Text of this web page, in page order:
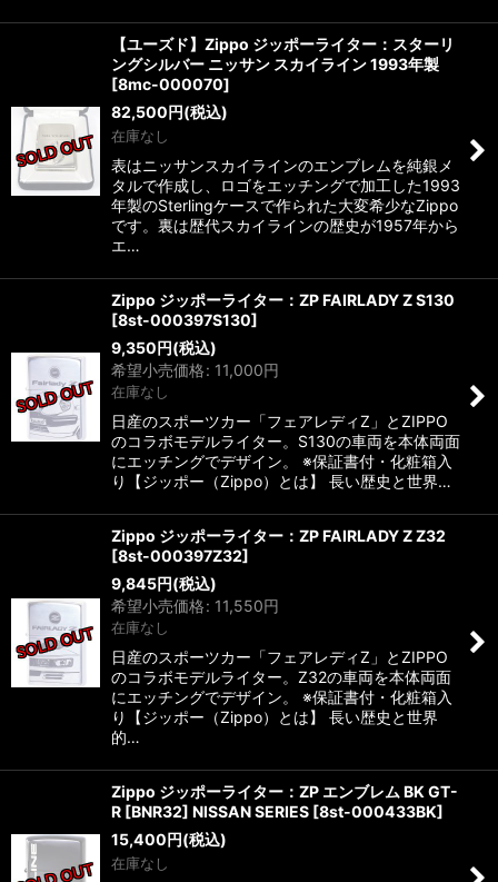
【ユーズド】Zippo ジッポーライター：スターリ
ングシルバー ニッサン スカイライン 1993年製
[8mc-000070]
82,500円(税込)
在庫なし
表はニッサンスカイラインのエンブレムを純銀メ
タルで作成し、ロゴをエッチングで加工した1993
年製のSterlingケースで作られた大変希少なZippo
です。裏は歴代スカイラインの歴史が1957年から
エ…
Zippo ジッポーライター：ZP FAIRLADY Z S130
[8st-000397S130]
9,350円(税込)
希望小売価格: 11,000円
在庫なし
日産のスポーツカー「フェアレディZ」とZIPPO
のコラボモデルライター。S130の車両を本体両面
にエッチングでデザイン。 ※保証書付・化粧箱入
り【ジッポー（Zippo）とは】 長い歴史と世界…
Zippo ジッポーライター：ZP FAIRLADY Z Z32
[8st-000397Z32]
9,845円(税込)
希望小売価格: 11,550円
在庫なし
日産のスポーツカー「フェアレディZ」とZIPPO
のコラボモデルライター。Z32の車両を本体両面
にエッチングでデザイン。 ※保証書付・化粧箱入
り【ジッポー（Zippo）とは】 長い歴史と世界
的…
Zippo ジッポーライター：ZP エンブレム BK GT-
R [BNR32] NISSAN SERIES [8st-000433BK]
15,400円(税込)
在庫なし